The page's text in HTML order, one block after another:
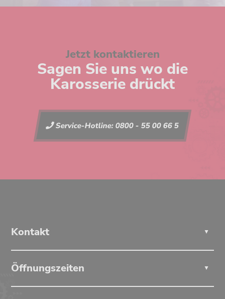
Jetzt kontaktieren
Sagen Sie uns wo die
Karosserie drückt
Service-Hotline: 0800 - 55 00 66 5
Kontakt ▲
0 22 02 / 70 80 60
BÜRO OVERATH
Öffnungszeiten ▲